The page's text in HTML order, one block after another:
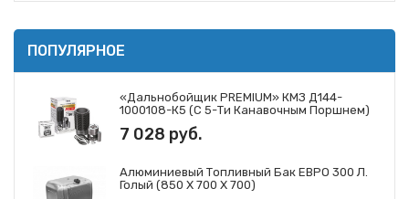
ПОПУЛЯРНОЕ
«Дальнобойщик PREMIUM» КМЗ Д144-
1000108-К5 (с 5-Ти Канавочным Поршнем)
7 028 руб.
Алюминиевый Топливный Бак ЕВРО 300 Л.
Голый (850 Х 700 Х 700)